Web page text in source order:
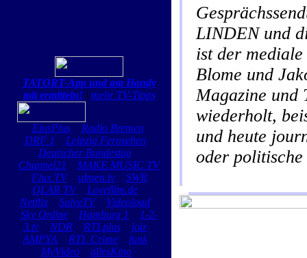
TATORT-App und am Handy
mit ermitteln! | mehr TV-Tipps
EinsPlus
Radio Bremen
DRF 1
Leipzig Fernsehen
Deutscher Bundestag
Channel21
MAKE MUSIC TV
Flux TV
ulmen.tv
SWR
QLAR TV
Lovefilm.de
Netflix
SalveTV
Videoload
Sky Online
Hamburg 1
1-2-
3.tv
NDR RTLplus
joiz
AMPYA
RTL Crime
funk
MyVideo
allesKino
LINDEN und
ist der
Blome und
Magazine und
wiederholt,
und heute
oder